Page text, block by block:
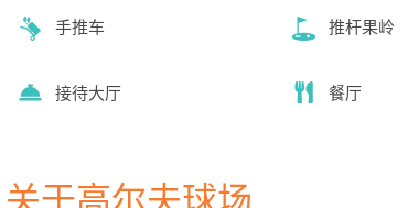
手推车 推杆果岭
接待大厅 餐厅